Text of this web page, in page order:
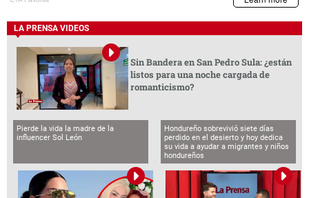
LA PRENSA VIDEOS
Sin Bandera en San Pedro Sula: ¿están
listos para una noche cargada de
romanticismo?
Pierde la vida la madre de la
influencer Sol León
Hondureño sobrevivió siete días
perdido en el desierto y hoy dedica
su vida a ayudar a migrantes y niños
hondureños